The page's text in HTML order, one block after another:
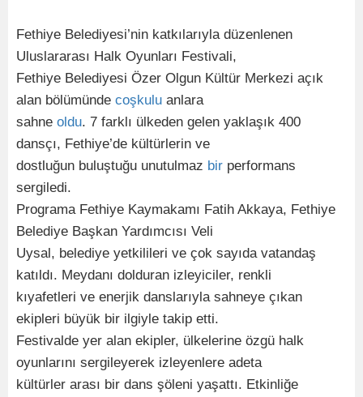
Fethiye Belediyesi’nin katkılarıyla düzenlenen
Uluslararası Halk Oyunları Festivali,
Fethiye Belediyesi Özer Olgun Kültür Merkezi açık
alan bölümünde coşkulu anlara
sahne oldu. 7 farklı ülkeden gelen yaklaşık 400
dansçı, Fethiye’de kültürlerin ve
dostluğun buluştuğu unutulmaz bir performans
sergiledi.
Programa Fethiye Kaymakamı Fatih Akkaya, Fethiye
Belediye Başkan Yardımcısı Veli
Uysal, belediye yetkilileri ve çok sayıda vatandaş
katıldı. Meydanı dolduran izleyiciler, renkli
kıyafetleri ve enerjik danslarıyla sahneye çıkan
ekipleri büyük bir ilgiyle takip etti.
Festivalde yer alan ekipler, ülkelerine özgü halk
oyunlarını sergileyerek izleyenlere adeta
kültürler arası bir dans şöleni yaşattı. Etkinliğe